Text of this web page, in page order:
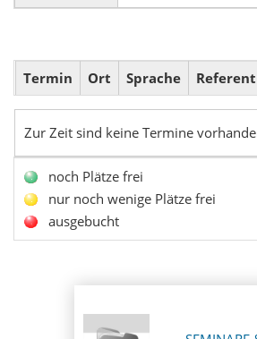
Termin Ort Sprache Referent
Zur Zeit sind keine Termine
noch Plätze frei
nur noch wenige Plätze frei
ausgebucht